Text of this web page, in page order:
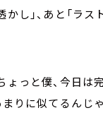
し」、あと「ラ
ょっと僕、今日
りに似てるんじ